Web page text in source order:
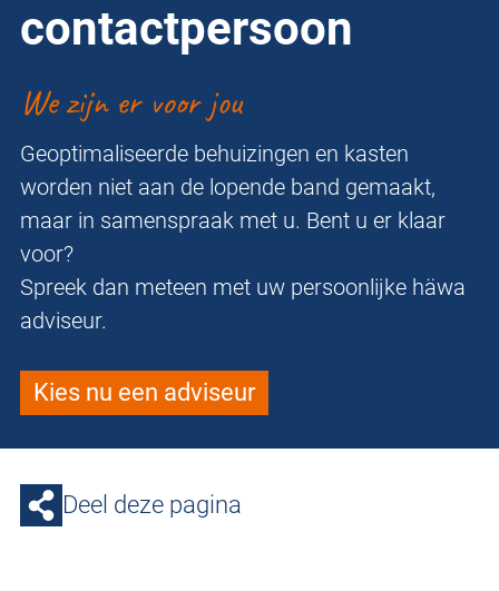
contactpersoon
We zijn er voor jou
Geoptimaliseerde behuizingen en kasten
worden niet aan de lopende band gemaakt,
maar in samenspraak met u. Bent u er klaar
voor?
Spreek dan meteen met uw persoonlijke häwa
adviseur.
Kies nu een adviseur
Deel deze pagina